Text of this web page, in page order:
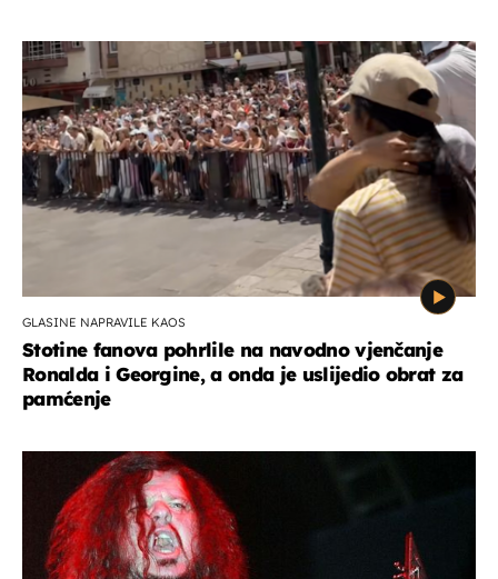
GLASINE NAPRAVILE KAOS
Stotine fanova pohrlile na navodno vjenčanje
Ronalda i Georgine, a onda je uslijedio obrat za
pamćenje